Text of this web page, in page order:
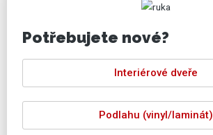
Potřebujete nové?
Interiérové dveře
Podlahu (vinyl/laminát)